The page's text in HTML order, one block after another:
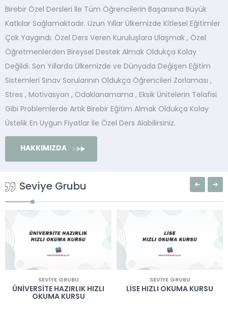
Birebir Özel Dersleri İle Tüm Öğrencilerin Başarısına Büyük
Katkılar Sağlamaktadır. Uzun Yıllar Ülkemizde Kitlesel Eğitimler
Çok Yaygındı. Özel Ders Veren Kuruluşlara Ulaşmak , Özel
Öğretmenlerden Bireysel Destek Almak Oldukça Kolay
Değildi. Son Yıllarda Ülkemizde ve Dünyada Değişen Eğitim
Sistemleri Sınav Sorularının Oldukça Öğrencileri Zorlaması ,
Stres , Motivasyon , Odaklanamama , Eksik Ünitelerin Telafisi
Gibi Problemlerde Artık Birebir Eğitim Almak Oldukça Kolay
Üstelik En Uygun Fiyatlar İle Özel Ders Alabilirsiniz.
HAKKIMIZDA
Seviye Grubu
SEVIYE GRUBU
ÜNİVERSİTE HAZIRLIK HIZLI
OKUMA KURSU
SEVIYE GRUBU
LİSE HIZLI OKUMA KURSU